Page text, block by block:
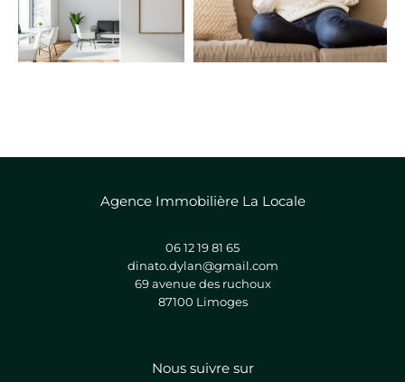
Agence Immobilière La Locale
06 12 19 81 65
dinato.dylan@gmail.com
69 avenue des ruchoux
87100
limoges
Nous suivre sur
COUPS DE COEUR
RECHERCHER